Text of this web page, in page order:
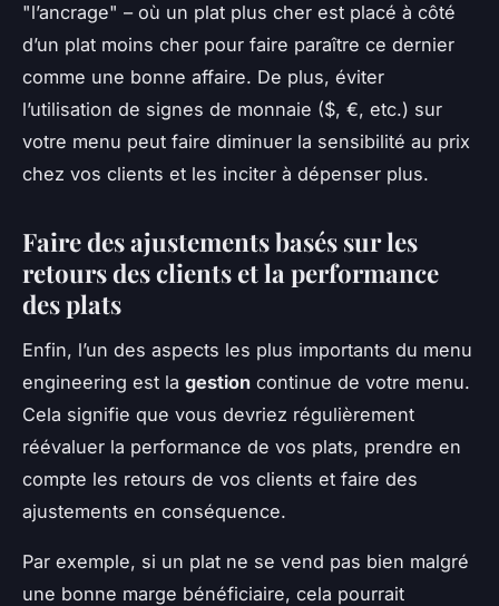
"l’ancrage" – où un plat plus cher est placé à côté
d’un plat moins cher pour faire paraître ce dernier
comme une bonne affaire. De plus, éviter
l’utilisation de signes de monnaie ($, €, etc.) sur
votre menu peut faire diminuer la sensibilité au prix
chez vos clients et les inciter à dépenser plus.
Faire des ajustements basés sur les
retours des clients et la performance
des plats
Enfin, l’un des aspects les plus importants du menu
engineering est la gestion continue de votre menu.
Cela signifie que vous devriez régulièrement
réévaluer la performance de vos plats, prendre en
compte les retours de vos clients et faire des
ajustements en conséquence.
Par exemple, si un plat ne se vend pas bien malgré
une bonne marge bénéficiaire, cela pourrait